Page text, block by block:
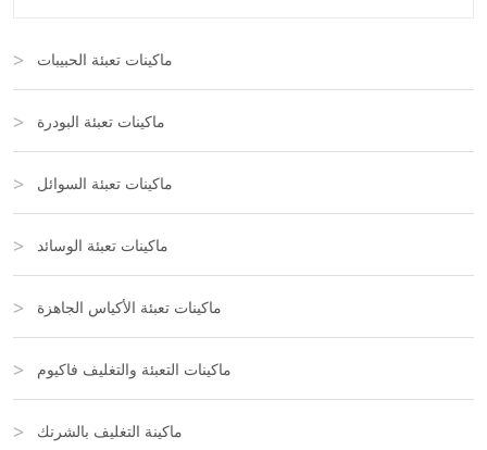
ماكينات تعبئة الحبيبات
ماكينات تعبئة البودرة
ماكينات تعبئة السوائل
ماكينات تعبئة الوسائد
ماكينات تعبئة الأكياس الجاهزة
ماكينات التعبئة والتغليف فاكيوم
ماكينة التغليف بالشرنك